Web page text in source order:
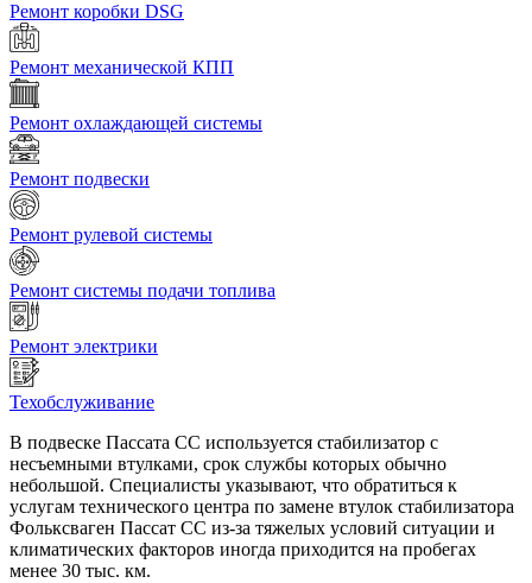
Ремонт коробки DSG
Ремонт механической КПП
Ремонт охлаждающей системы
Ремонт подвески
Ремонт рулевой системы
Ремонт системы подачи топлива
Ремонт электрики
Техобслуживание
В подвеске Пассата СС используется стабилизатор с
несъемными втулками, срок службы которых обычно
небольшой. Специалисты указывают, что обратиться к
услугам технического центра по замене втулок стабилизатора
Фольксваген Пассат СС из-за тяжелых условий ситуации и
климатических факторов иногда приходится на пробегах
менее 30 тыс. км.